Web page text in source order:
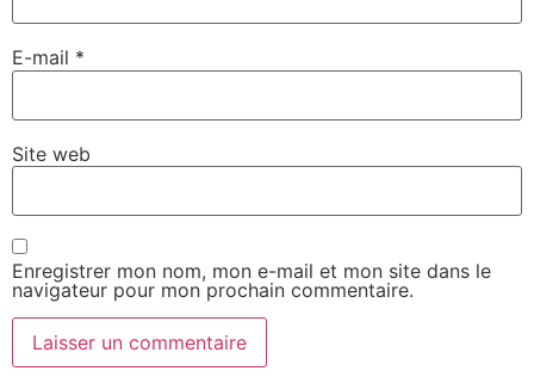
E-mail *
Site web
Enregistrer mon nom, mon e-mail et mon site dans le
navigateur pour mon prochain commentaire.